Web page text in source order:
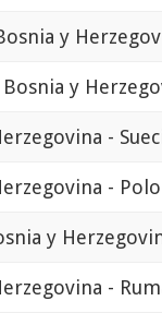
y
y
-
-
y
-